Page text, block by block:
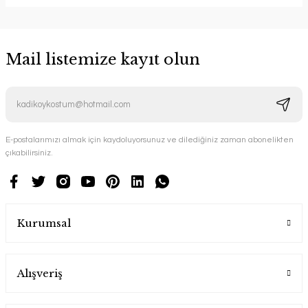
Mail listemize kayıt olun
E-postalarımızı almak için kaydoluyorsunuz ve dilediğiniz zaman abonelikten
çıkabilirsiniz.
Kurumsal
Alışveriş